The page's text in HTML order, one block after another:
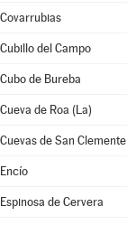
Covarrubias
Cubillo del Campo
Cubo de Bureba
Cueva de Roa (La)
Cuevas de San Clemente
Encío
Espinosa de Cervera